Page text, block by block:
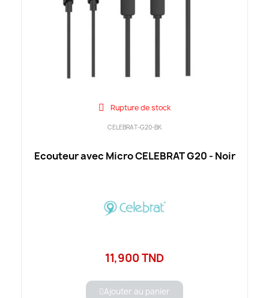
Rupture de stock
CELEBRAT-G20-BK
Ecouteur avec Micro CELEBRAT G20 - Noir
11,900 TND
Ajouter au panier